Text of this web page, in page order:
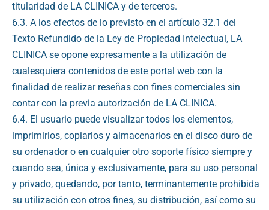
titularidad de LA CLINICA y de terceros.
6.3. A los efectos de lo previsto en el artículo 32.1 del
Texto Refundido de la Ley de Propiedad Intelectual, LA
CLINICA se opone expresamente a la utilización de
cualesquiera contenidos de este portal web con la
finalidad de realizar reseñas con fines comerciales sin
contar con la previa autorización de LA CLINICA.
6.4. El usuario puede visualizar todos los elementos,
imprimirlos, copiarlos y almacenarlos en el disco duro de
su ordenador o en cualquier otro soporte físico siempre y
cuando sea, única y exclusivamente, para su uso personal
y privado, quedando, por tanto, terminantemente prohibida
su utilización con otros fines, su distribución, así como su